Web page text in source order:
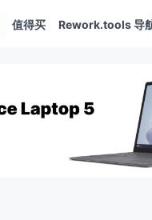
值得买 Rework.tools 导